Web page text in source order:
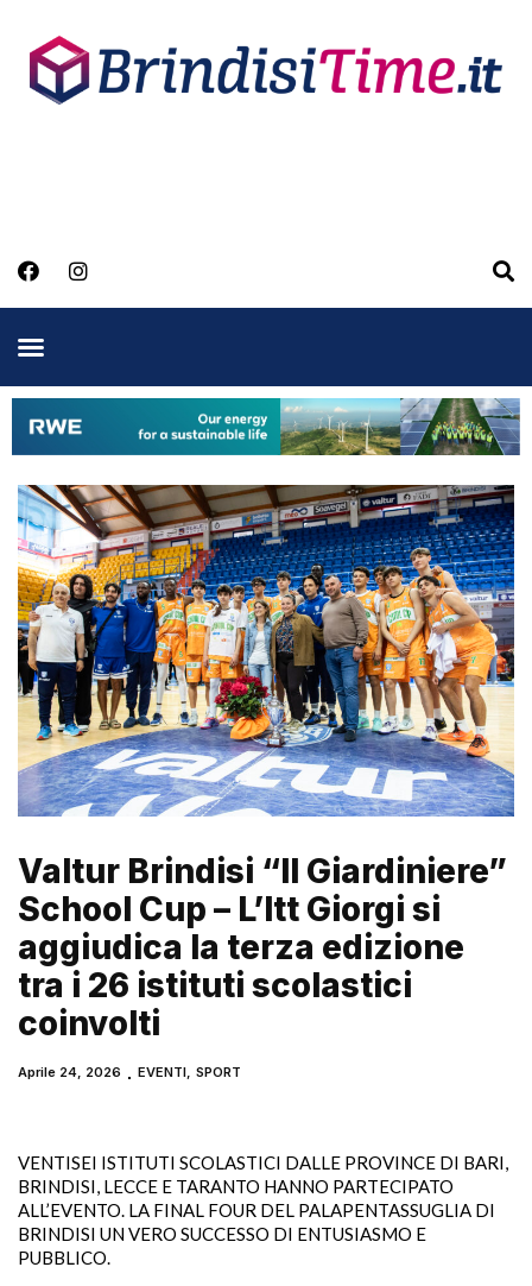
Valtur Brindisi “Il Giardiniere”
School Cup – L’Itt Giorgi si
aggiudica la terza edizione
tra i 26 istituti scolastici
coinvolti
Aprile 24, 2026 EVENTI,SPORT
VENTISEI ISTITUTI SCOLASTICI DALLE PROVINCE DI BARI,
BRINDISI, LECCE E TARANTO HANNO PARTECIPATO
ALL’EVENTO. LA FINAL FOUR DEL PALAPENTASSUGLIA DI
BRINDISI UN VERO SUCCESSO DI ENTUSIASMO E
PUBBLICO.